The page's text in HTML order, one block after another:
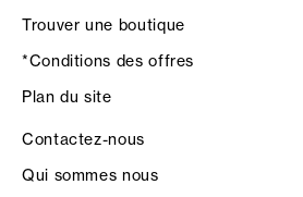
Trouver une boutique
*Conditions des offres
Plan du site
Contactez-nous
Qui sommes nous